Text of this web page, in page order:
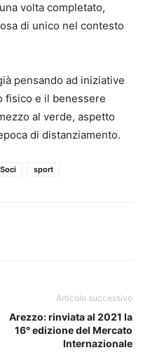
volta completato,
di unico nel contesto
pensando ad iniziative
fisico e il benessere
al verde, aspetto
di distanziamento.
Soci sport
Articolo successivo
Arezzo: rinviata al 2021 la
16° edizione del Mercato
Internazionale